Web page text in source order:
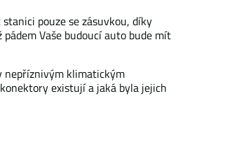
pouze se zásuvkou, díky
Vaše budoucí auto bude mít
nepříznivým klimatickým
existují a jaká byla jejich